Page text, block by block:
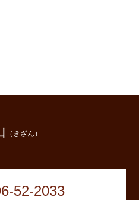
（きざん）
52-2033